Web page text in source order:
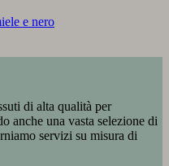
e nero
di alta qualità per
anche una vasta selezione di
servizi su misura di